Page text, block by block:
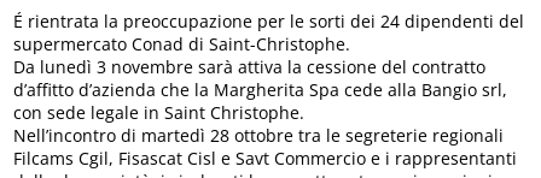
É rientrata la preoccupazione per le sorti dei 24 dipendenti del
supermercato Conad di Saint-Christophe.
Da lunedì 3 novembre sarà attiva la cessione del contratto
d’affitto d’azienda che la Margherita Spa cede alla Bangio srl,
con sede legale in Saint Christophe.
Nell’incontro di martedì 28 ottobre tra le segreterie regionali
Filcams Cgil, Fisascat Cisl e Savt Commercio e i rappresentanti